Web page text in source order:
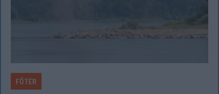
FŐTÉR